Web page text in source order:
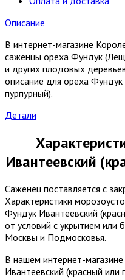
Описание
В интернет-магазине
саженцы ореха Фундук
и других плодовых
описание для ореха
пурпурный).
Детали
Ивантеевский
Саженец поставляется с
Характеристики
Фундук Ивантеевский
от условий с укрытием или
Москвы и Подмосковья.
В нашем интернет-
Ивантеевский (красный